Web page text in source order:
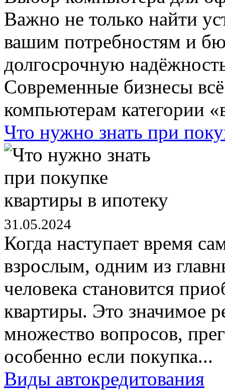
Важно не только найти
вашим потребностям и
долгосрочную
Современные бизнесы
компьютерам категории
Что нужно знать при
31.05.2024
Когда наступает время
взрослым, одним из
человека становится
квартиры. Это значимое
множество вопросов,
особенно если покупка...
Виды автокредитования